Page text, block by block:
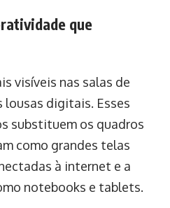
que
visíveis nas salas de
lousas digitais. Esses
substituem os quadros
como grandes telas
à internet e a
notebooks e tablets.